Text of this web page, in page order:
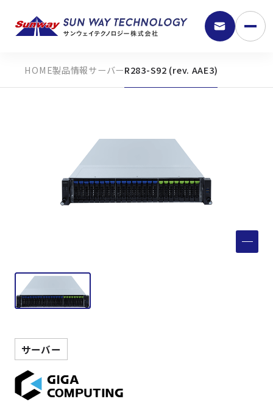
9:30 - 18:00
製品検索
サービス
事例
製品情報サーバーR283-S92 (rev. AAE3)
サーバー